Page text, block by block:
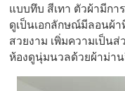
แบบทึบ สีเทา ตัวผ้ามีกา
ดูเป็นเอกลักษณ์มีลอนผ้า
สวยงาม เพิ่มความเป็น
ห้องดูนุ่มนวลด้วยผ้าม่า